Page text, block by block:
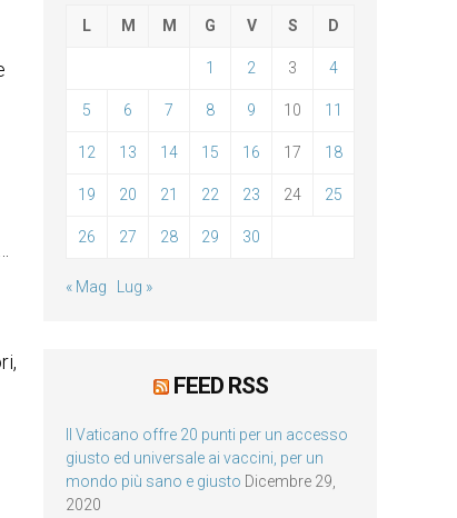
L M M G V S D
1 2 3 4
5 6 7 8 9 10 11
12 13 14 15 16 17 18
19 20 21 22 23 24 25
26 27 28 29 30
« Mag Lug »
FEED RSS
Il Vaticano offre 20 punti per un accesso
giusto ed universale ai vaccini, per un
mondo più sano e giusto Dicembre 29,
2020